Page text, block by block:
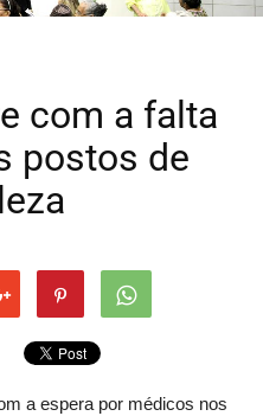
com a falta
postos de
a espera por médicos nos